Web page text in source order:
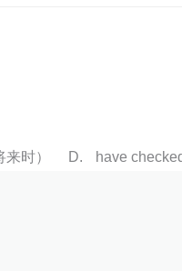
时） D have